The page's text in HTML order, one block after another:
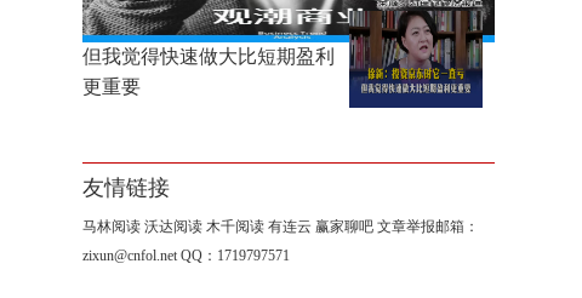
徐新：投资京东时它一直亏，
但我觉得快速做大比短期盈利
更重要
友情链接
马林阅读 沃达阅读 木千阅读 有连云 赢家聊吧 文章举报邮箱：
zixun@cnfol.net QQ：1719797571